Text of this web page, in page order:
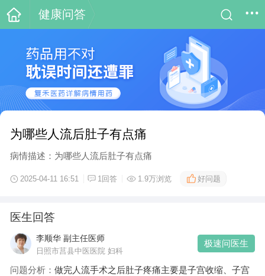
健康问答
为哪些人流后肚子有点痛
病情描述：为哪些人流后肚子有点痛
2025-04-11 16:51 1回答 1.9万浏览 好问题
医生回答
李顺华 副主任医师
日照市莒县中医医院 妇科
极速问医生
问题分析： 做完人流手术之后肚子疼痛主要是子宫收缩、子宫